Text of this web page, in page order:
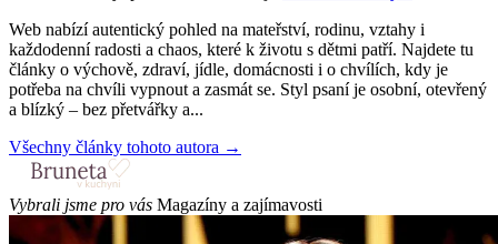
Web nabízí autentický pohled na mateřství, rodinu, vztahy i
každodenní radosti a chaos, které k životu s dětmi patří. Najdete tu
články o výchově, zdraví, jídle, domácnosti i o chvílích, kdy je
potřeba na chvíli vypnout a zasmát se. Styl psaní je osobní, otevřený
a blízký – bez přetvářky a...
Všechny články tohoto autora →
Vybrali jsme pro vás Magazíny a zajímavosti